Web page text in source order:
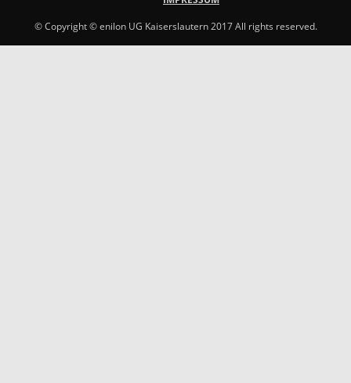
© Copyright © enilon UG Kaiserslautern 2017 All rights reserved.